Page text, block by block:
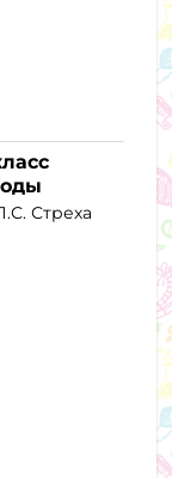
Стреха